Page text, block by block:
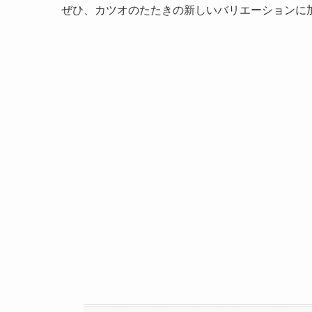
ぜひ、カツオのたたきの新しいバリエーションに